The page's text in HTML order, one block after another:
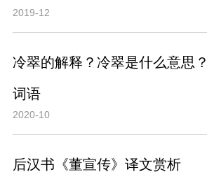
2019-12
冷翠的解释？冷翠是什么意思
词语
2020-10
后汉书《董宣传》译文赏析